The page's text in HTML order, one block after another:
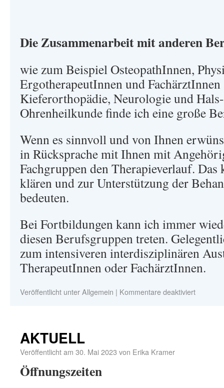
Die Zusammenarbeit mit anderen
wie zum Beispiel OsteopathInnen,
ErgotherapeutInnen und FachärztInnen
Kieferorthopädie, Neurologie und
Ohrenheilkunde finde ich eine große
Wenn es sinnvoll und von Ihnen
in Rücksprache mit Ihnen mit
Fachgruppen den Therapieverlauf. Das
klären und zur Unterstützung der
bedeuten.
Bei Fortbildungen kann ich immer
diesen Berufsgruppen treten.
zum intensiveren interdisziplinären
TherapeutInnen oder FachärztInnen.
Veröffentlicht unterAllgemein | Kommentare deaktiviert
AKTUELL
Veröffentlicht am 30. Mai 2023 von Erika Kramer
Öffnungszeiten